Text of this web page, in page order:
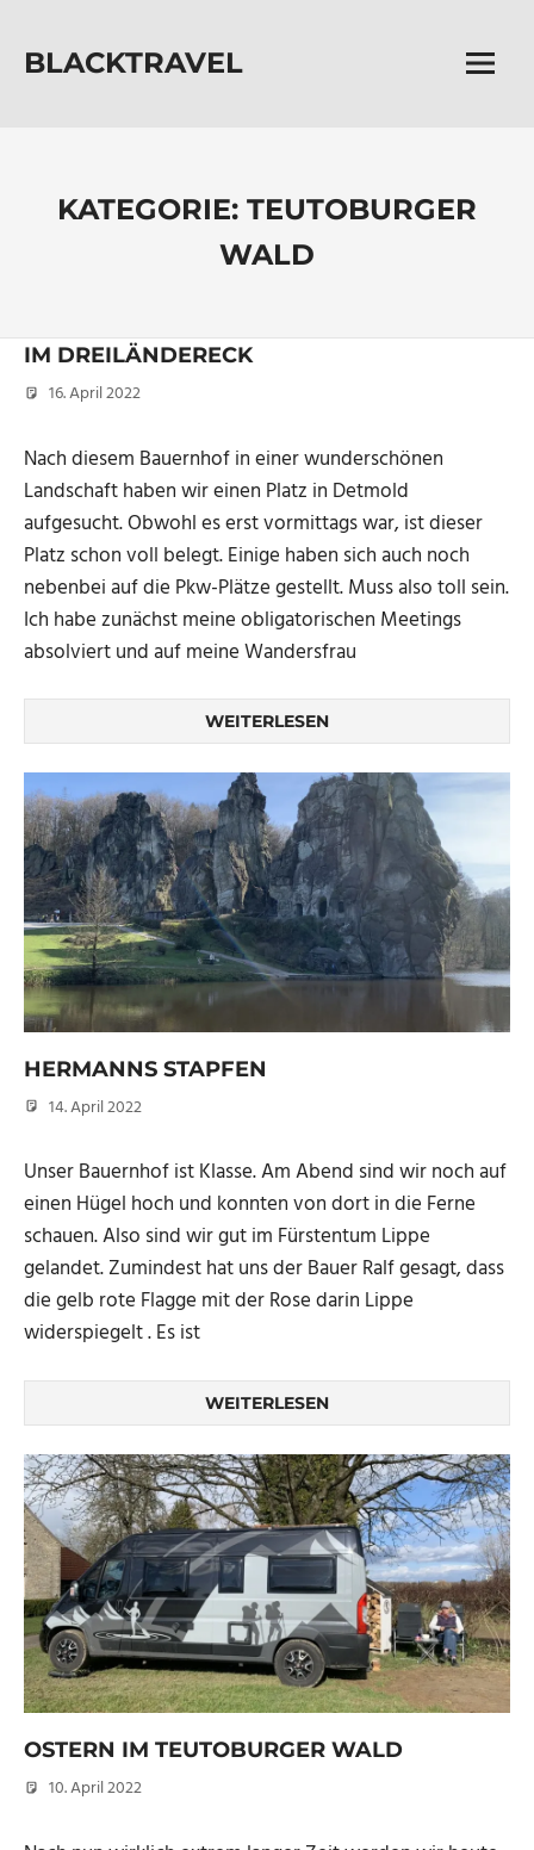
springen
BLACKTRAVEL Menü
KATEGORIE: TEUTOBURGER
WALD
IM DREILÄNDERECK
16. April 2022
Nach diesem Bauernhof in einer wunderschönen
Landschaft haben wir einen Platz in Detmold
aufgesucht. Obwohl es erst vormittags war, ist dieser
Platz schon voll belegt. Einige haben sich auch noch
nebenbei auf die Pkw-Plätze gestellt. Muss also toll sein.
Ich habe zunächst meine obligatorischen Meetings
absolviert und auf meine Wandersfrau
WEITERLESEN
HERMANNS STAPFEN
14. April 2022
Unser Bauernhof ist Klasse. Am Abend sind wir noch auf
einen Hügel hoch und konnten von dort in die Ferne
schauen. Also sind wir gut im Fürstentum Lippe
gelandet. Zumindest hat uns der Bauer Ralf gesagt, dass
die gelb rote Flagge mit der Rose darin Lippe
widerspiegelt . Es ist
WEITERLESEN
OSTERN IM TEUTOBURGER WALD
10. April 2022